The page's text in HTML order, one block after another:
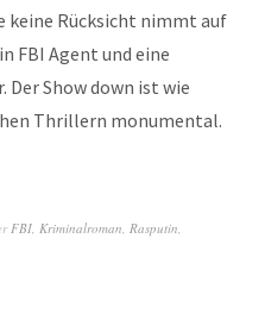
keine Rücksicht nimmt auf
FBI Agent und eine
Show down ist wie
Thrillern monumental.
FBI, Kriminalroman, Rasputin,